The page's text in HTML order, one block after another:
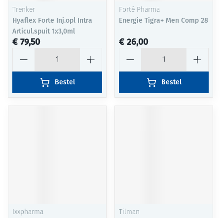
Trenker
Hyaflex Forte Inj.opl Intra
Articul.spuit 1x3,0ml
€ 79,50
Bestel
Forté Pharma
Energie Tigra+ Men Comp 28
€ 26,00
Bestel
Ixxpharma Tilman